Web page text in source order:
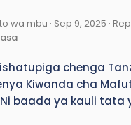
wa mbu Sep 9, 2025
chenga
Kiwanda cha
baada ya kauli tata